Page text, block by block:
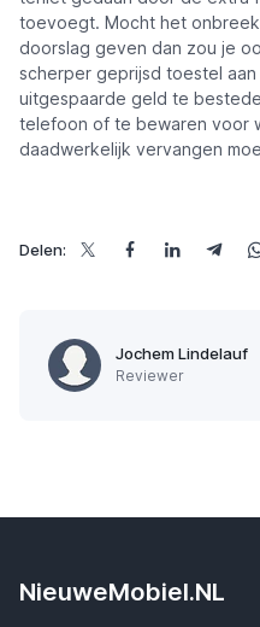
toevoegt. Mocht het
doorslag geven dan zou je
scherper geprijsd toestel
uitgespaarde geld te
telefoon of te bewaren voor
daadwerkelijk vervangen
Delen:
Jochem Lindelauf
Reviewer
NieuweMobiel.NL